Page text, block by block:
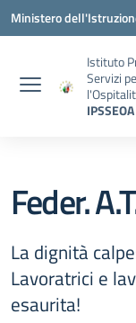
Vai ai contenuti
Vai al menu di
Vai al footer
Ministero
Istituto
Servizi
IPSSEOA
Feder.
La dignità
Lavoratrici e
esaurita!